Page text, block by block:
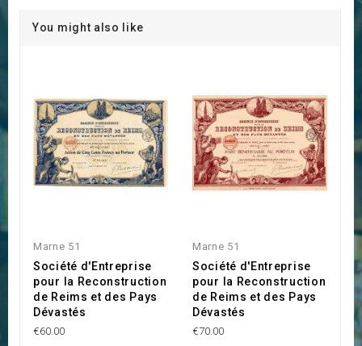
You might also like
Marne 51
Société d'Entreprise
pour la Reconstruction
de Reims et des Pays
Dévastés
€60.00
Marne 51
Société d'Entreprise
pour la Reconstruction
de Reims et des Pays
Dévastés
€70.00